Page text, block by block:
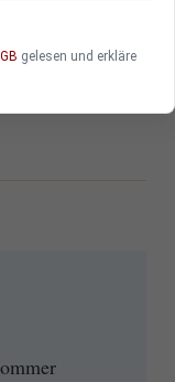
gelesen und erkläre